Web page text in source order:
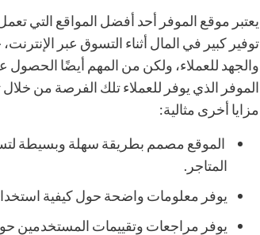
يعتبر موقع الموفر أحد أفضل المواقع التي
توفير كبير في المال أثناء التسوق عبر
والجهد للعملاء، ولكن من المهم أيضًا
الموفر الذي يوفر للعملاء تلك الفرصة من
مزايا أخرى مثالية:
الموقع مصمم بطريقة سهلة وبسيطة
المتاجر.
يوفر معلومات واضحة حول كيفية
يوفر مراجعات وتقييمات المستخدمين